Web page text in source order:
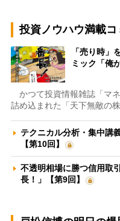
投資ノウハウ満載コ
「売り時
ミック「俺
かつて投資情報雑誌「マ
詰め込まれた「天下無敵の
テクニカル分析・集中講
【第10回】
不透明相場に勝つ信用取
長！」【第9回】